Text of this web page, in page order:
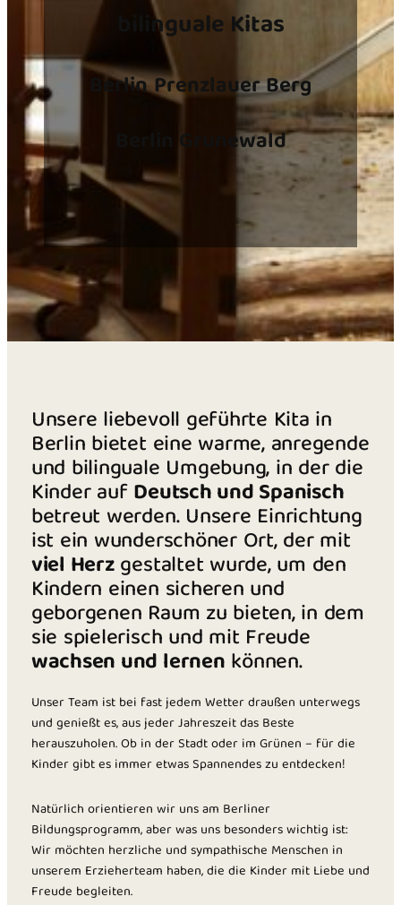
bilinguale Kitas
BerlinPrenzlauer Berg
Berlin Grunewald
Unsere liebevoll geführte Kita in
Berlin bietet eine warme, anregende
und bilinguale Umgebung, in der die
Kinder aufDeutsch und Spanisch
betreut werden. Unsere Einrichtung
ist ein wunderschöner Ort, der mit
viel Herzgestaltet wurde, um den
Kindern einen sicheren und
geborgenen Raum zu bieten, in dem
sie spielerisch und mit Freude
wachsen und lernenkönnen.
Unser Team ist bei fast jedem Wetter draußen unterwegs
und genießt es, aus jeder Jahreszeit das Beste
herauszuholen. Ob in der Stadt oder im Grünen – für die
Kinder gibt es immer etwas Spannendes zu entdecken!
Natürlich orientieren wir uns am Berliner
Bildungsprogramm, aber was uns besonders wichtig ist:
Wir möchten herzliche und sympathische Menschen in
unserem Erzieherteam haben, die die Kinder mit Liebe und
Freude begleiten.